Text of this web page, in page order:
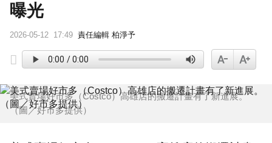
曝光
2026-05-12 17:49 責任編輯 柏淨予
美式賣場好市多（Costco）高雄店的搬遷計畫有了新進展。
（圖／好市多提供）